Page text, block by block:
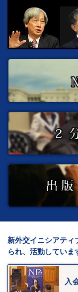
新外交イニシアティ
られ、活動していま
入